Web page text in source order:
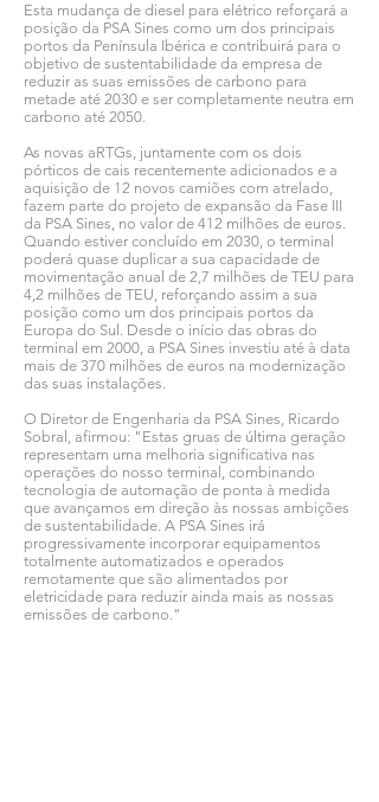
Esta mudança de diesel para elétrico reforçará a
posição da PSA Sines como um dos principais
portos da Península Ibérica e contribuirá para o
objetivo de sustentabilidade da empresa de
reduzir as suas emissões de carbono para
metade até 2030 e ser completamente neutra em
carbono até 2050.
As novas aRTGs, juntamente com os dois
pórticos de cais recentemente adicionados e a
aquisição de 12 novos camiões com atrelado,
fazem parte do projeto de expansão da Fase III
da PSA Sines, no valor de 412 milhões de euros.
Quando estiver concluído em 2030, o terminal
poderá quase duplicar a sua capacidade de
movimentação anual de 2,7 milhões de TEU para
4,2 milhões de TEU, reforçando assim a sua
posição como um dos principais portos da
Europa do Sul. Desde o início das obras do
terminal em 2000, a PSA Sines investiu até à data
mais de 370 milhões de euros na modernização
das suas instalações.
O Diretor de Engenharia da PSA Sines, Ricardo
Sobral, afirmou: "Estas gruas de última geração
representam uma melhoria significativa nas
operações do nosso terminal, combinando
tecnologia de automação de ponta à medida
que avançamos em direção às nossas ambições
de sustentabilidade. A PSA Sines irá
progressivamente incorporar equipamentos
totalmente automatizados e operados
remotamente que são alimentados por
eletricidade para reduzir ainda mais as nossas
emissões de carbono."